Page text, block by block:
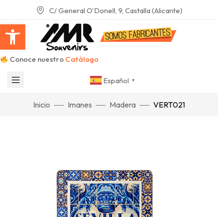
Abrir barra de herramientas
C/ General O'Donell, 9, Castalla (Alicante)
Conoce nuestro Catálogo
Español ▼
Inicio Imanes Madera VERT021